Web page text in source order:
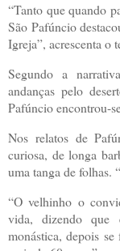
“Tanto que quando
São Pafúncio
Igreja”, acrescenta o
Segundo a
andanças pelo
Pafúncio encontrou-
Nos relatos de
curiosa, de longa
uma tanga de folhas.
“O velhinho o
vida, dizendo que
monástica, depois